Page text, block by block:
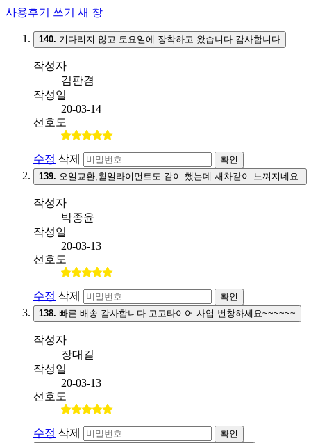
사용후기 쓰기 새 창
140. 기다리지 않고 토요일에 장착하고 왔습니다.감사합니다
작성자
김판겸
작성일
20-03-14
선호도
수정 삭제
확인
139. 오일교환,휠얼라이먼트도 같이 했는데 새차같이 느껴지네요.
작성자
박종윤
작성일
20-03-13
선호도
수정 삭제
확인
138. 빠른 배송 감사합니다.고고타이어 사업 번창하세요~~~~~~
작성자
장대길
작성일
20-03-13
선호도
수정 삭제
확인